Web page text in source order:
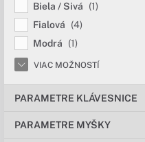
Biela / Sivá
(1)
Fialová
(4)
Modrá
(1)
VIAC MOŽNOSTÍ
PARAMETRE KLÁVESNICE
PARAMETRE MYŠKY